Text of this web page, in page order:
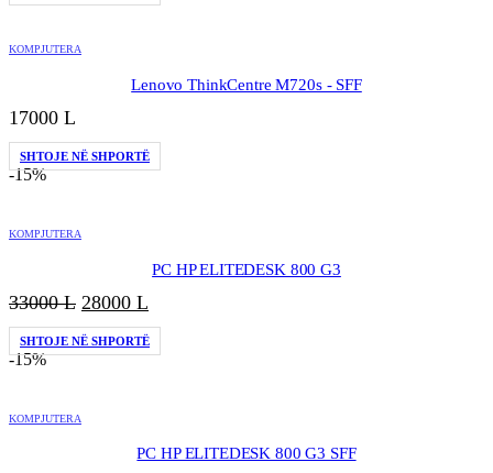
KOMPJUTERA
Lenovo ThinkCentre M720s - SFF
17000 L
SHTOJE NË SHPORTË
-15%
KOMPJUTERA
PC HP ELITEDESK 800 G3
33000L Çmimi
origjinal
qe:
28000 L
i
tanishëm
SHTOJE NË SHPORTË
-15%
KOMPJUTERA
PC HP ELITEDESK 800 G3 SFF